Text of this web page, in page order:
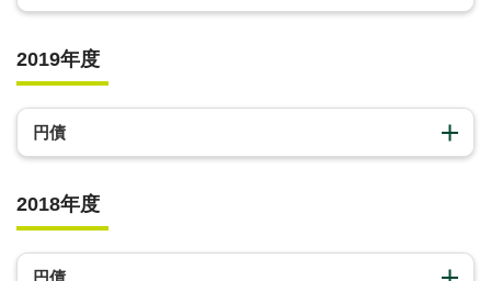
2019年度
円債
2018年度